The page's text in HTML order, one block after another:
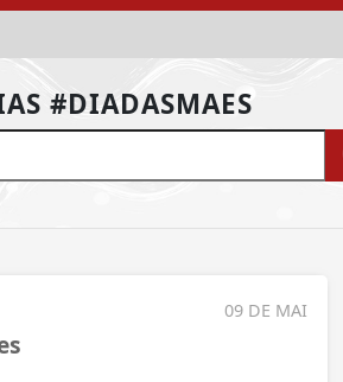
#DIADASMAES
09 DE MAI